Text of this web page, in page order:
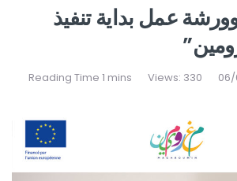
عمل بداية تنفيذ
Views: 330